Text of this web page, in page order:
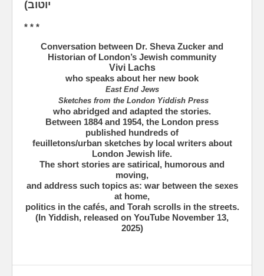
יוטוב)
* * *
Conversation between Dr. Sheva Zucker and
Historian of London’s Jewish community
Vivi Lachs
who speaks about her new book
East End Jews
Sketches from the London Yiddish Press
who abridged and adapted the stories.
Between 1884 and 1954, the London press
published hundreds of
feuilletons/urban sketches by local writers about
London Jewish life.
The short stories are satirical, humorous and
moving,
and address such topics as: war between the sexes
at home,
politics in the cafés, and Torah scrolls in the streets.
(In Yiddish, released on YouTube November 13,
2025)